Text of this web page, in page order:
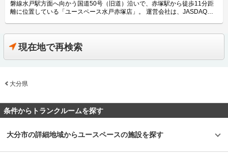
レワークの場所としても利用可能な「隠れ家ルーム」、収納する荷物の整
理・手入れが可能なご契約者様共有の「ワークスペース」といった付加価値
が収納がしやすく便利」という声を受けて、サイズの小さいS1タイプ、S2
タイプのお部屋には全て棚板を標準装備として提供するなどお客様目線で店
舗を運営しています。 主にどんな方がご利用されているのでしょうか？
「ユースペース宇都宮中今泉店」が位置する栃木県宇都宮市は、20年前と
比較して人口が増えていることもあり、近隣にお住いのファミリー層などの
奥州街道に面した立地で専用駐車場もあるため、内装業者様が材料置き場と
用頂けるように防犯カメラは1階の入口、2階の裏口、各フロアの通路にそ
れぞれ1台ずつの計4台が設置されているだけでなく、定期的に店舗を巡回
タンも設置しておりますので、有事の際には提携警備会社が駆けつける仕組
みとなっています。設備面でも建物に断熱材を使用しているほか、お客様の
磐線水戸駅方面へ向かう国道50号（旧道）沿いで、赤塚駅から徒歩11分距
離に位置している「ユースペース水戸赤塚店」。 運営会社は、JASDAQに
スペースやワークスペースなど人々の心や暮らしを豊かにするサービスも拡
充している会社です。 今回は、三協フロンテア株式会社が運営している
「ユースペース水戸赤塚店」の特徴や利用用途などをご紹介します。 「ユ
ースペース水戸赤塚店」の特徴を教えてください。 「ユースペース水戸赤
滞在型の「隠れ家ルーム」や作業が可能な「ワークスペース」、その他にも
0.3帖の小さい部屋から3.4帖の部屋まで様々なサイズがあるため、用途に合
わせてご利用いただけます。 主にどんな方がご利用されているのでしょう
類、家具、アウトドア用品などがあります。 「ユースペース水戸赤塚店」
現在地で再検索
大分県
条件からトランクルームを探す
大分市の詳細地域からユースペースの施設を探す